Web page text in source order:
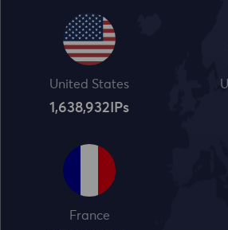
United States
1,638,932 IPs
France